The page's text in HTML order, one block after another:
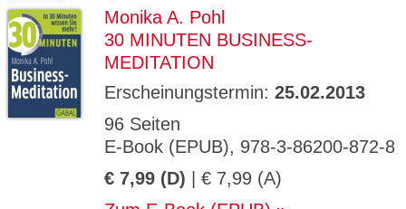
Monika A. Pohl
30 MINUTEN BUSINESS-
MEDITATION
Erscheinungstermin: 25.02.2013
96 Seiten
E-Book (EPUB), 978-3-86200-872-8
€ 7,99 (D) | € 7,99 (A)